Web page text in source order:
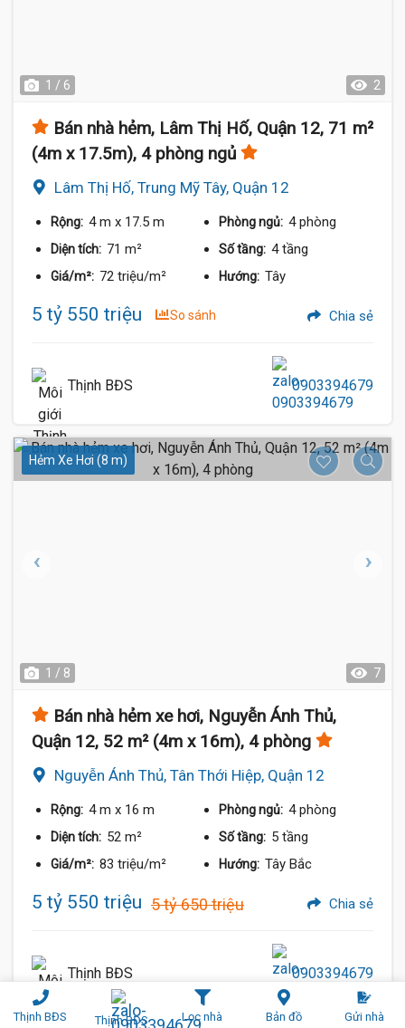
Thịnh BĐS Thịnh BĐS Lọc nhà Bản đồ Gửi nhà
1 / 6 2
Bán nhà hẻm, Lâm Thị Hố, Quận 12, 71 m²
(4m x 17.5m), 4 phòng ngủ
Lâm Thị Hố, Trung Mỹ Tây, Quận 12
Rộng: 4 m x 17.5 m Phòng ngủ: 4 phòng
Diện tích: 71 m² Số tầng: 4 tầng
Giá/m²: 72 triệu/m² Hướng: Tây
5 tỷ 550 triệu So sánh Chia sẻ
Thịnh BĐS 0903394679
Hẻm Xe Hơi (8 m)
1 / 8 7
Bán nhà hẻm xe hơi, Nguyễn Ánh Thủ,
Quận 12, 52 m² (4m x 16m), 4 phòng
Nguyễn Ánh Thủ, Tân Thới Hiệp, Quận 12
Rộng: 4 m x 16 m Phòng ngủ: 4 phòng
Diện tích: 52 m² Số tầng: 5 tầng
Giá/m²: 83 triệu/m² Hướng: Tây Bắc
5 tỷ 550 triệu 5 tỷ 650 triệu Chia sẻ
Thịnh BĐS 0903394679